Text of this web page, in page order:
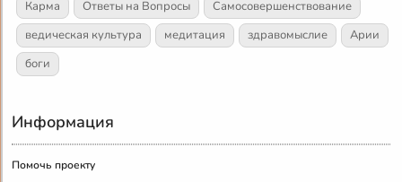
Карма
Ответы на Вопросы
Самосовершенствование
ведическая культура
медитация здравомыслие
Арии
боги
Информация
Помочь проекту